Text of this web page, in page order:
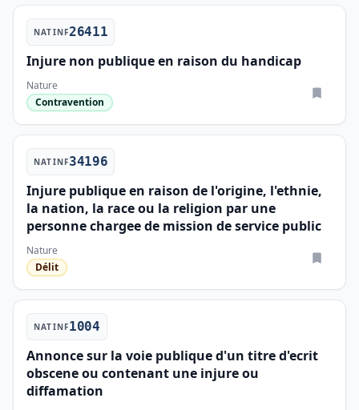
NATINF26411
Injure non publique en raison du handicap
Nature
Contravention
NATINF34196
Injure publique en raison de l'origine, l'ethnie,
la nation, la race ou la religion par une
personne chargee de mission de service public
Nature
Délit
NATINF1004
Annonce sur la voie publique d'un titre d'ecrit
obscene ou contenant une injure ou
diffamation